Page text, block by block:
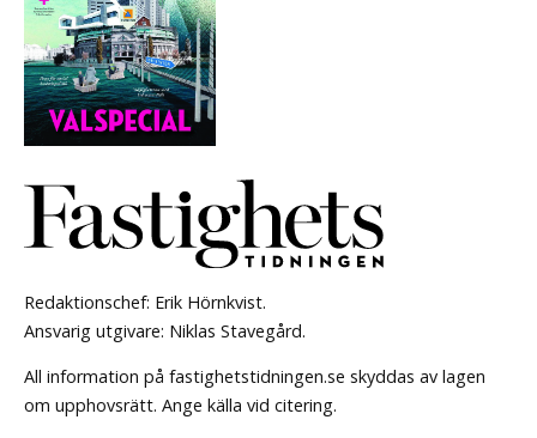
Redaktionschef: Erik Hörnkvist.
Ansvarig utgivare: Niklas Stavegård.
All information på fastighetstidningen.se skyddas av lagen
om upphovsrätt. Ange källa vid citering.